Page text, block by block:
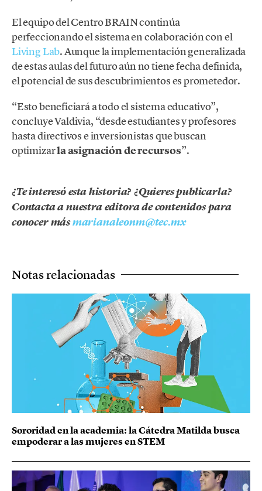
El equipo del Centro BRAIN continúa
perfeccionando el sistema en colaboración con el
Living Lab. Aunque la implementación generalizada
de estas aulas del futuro aún no tiene fecha definida,
el potencial de sus descubrimientos es prometedor.
“Esto beneficiará a todo el sistema educativo”,
concluye Valdivia, “desde estudiantes y profesores
hasta directivos e inversionistas que buscan
optimizarla asignación de recursos”.
¿Te interesó esta historia? ¿Quieres publicarla?
Contacta a nuestra editora de contenidos para
conocer másmarianaleonm@tec.mx
Notas relacionadas
Sororidad en la academia: la Cátedra Matilda busca
empoderar a las mujeres en STEM